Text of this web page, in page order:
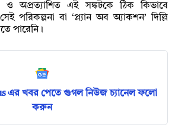
ও অপ্রত্যাশিত এই সঙ্কটকে ঠিক কিভাবে
পরিকল্পনা বা ‘প্ল্যান অব অ্যাকশন’ দিল্লি
পারেনি।
এর খবর পেতে গুগল নিউজ চ্যানেল ফলো
করুন